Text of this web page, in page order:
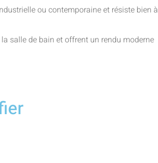
ou contemporaine et résiste bien à
salle de bain et offrent un rendu moderne